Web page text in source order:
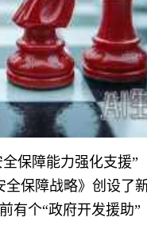
保障能力强化支援”
保障战略》创设了
有个“政府开发援助”